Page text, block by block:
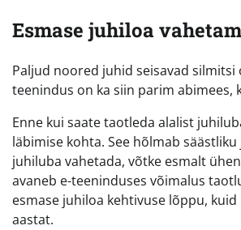
Esmase juhiloa
Paljud noored juhid seisavad silmitsi
teenindus on ka siin parim abimees,
Enne kui saate taotleda alalist
läbimise kohta. See hõlmab
juhiluba vahetada, võtke esmalt
avaneb e-teeninduses võimalus
esmase juhiloa kehtivuse lõppu,
aastat.